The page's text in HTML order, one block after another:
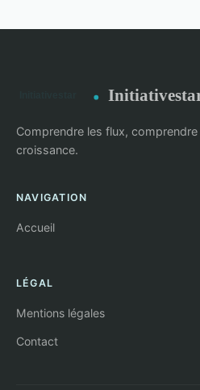
Comprendre les flux,
croissance.
NAVIGATION
Accueil
LÉGAL
Mentions légales
Contact